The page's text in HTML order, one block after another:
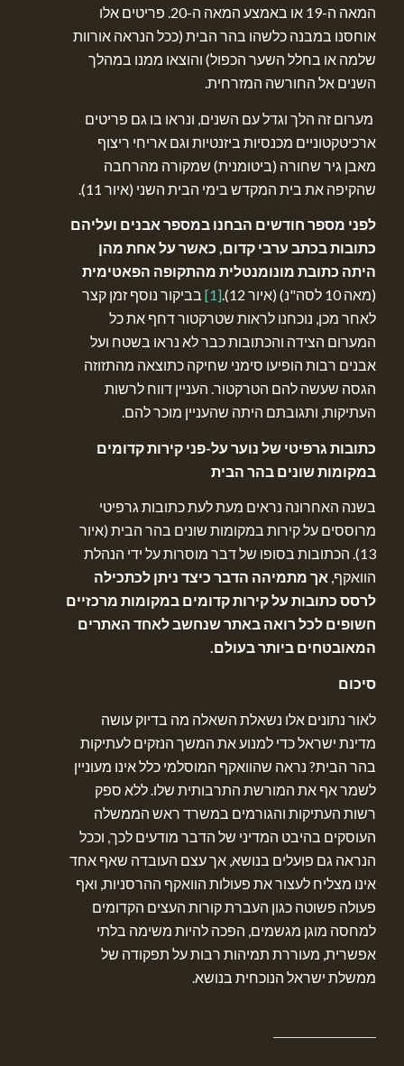
המאה ה-19 או באמצע המאה ה-20. פריטים אלו
אוחסנו במבנה כלשהו בהר הבית (ככל הנראה אורוות
שלמה או בחלל השער הכפול) והוצאו ממנו במהלך
השנים אל החורשה המזרחית.
מערום זה הלך וגדל עם השנים, ונראו בו גם פריטים
ארכיטקטוניים מכנסיות ביזנטיות וגם אריחי ריצוף
מאבן גיר שחורה (ביטומנית) שמקורה מהרחבה
שהקיפה את בית המקדש בימי הבית השני (איור 11).
לפני מספר חודשים הבחנו במספר אבנים ועליהם
כתובות בכתב ערבי קדום, כאשר על אחת מהן
היתה כתובת מונומנטלית מהתקופה הפאטימית
(מאה 10 לסה"נ) (איור 12).
[1]
בביקור נוסף זמן קצר
לאחר מכן, נוכחנו לראות שטרקטור דחף את כל
המערום הצידה והכתובות כבר לא נראו בשטח ועל
אבנים רבות הופיעו סימני שחיקה כתוצאה מהתזוזה
הגסה שעשה להם הטרקטור. העניין דווח לרשות
העתיקות, ותגובתם היתה שהעניין מוכר להם.
כתובות גרפיטי של נוער על-פני קירות קדומים
במקומות שונים בהר הבית
בשנה האחרונה נראים מעת לעת כתובות גרפיטי
מרוססים על קירות במקומות שונים בהר הבית (איור
13). הכתובות בסופו של דבר מוסרות על ידי הנהלת
הוואקף, אך מתמיהה הדבר כיצד ניתן לכתכילה
לרסס כתובות על קירות קדומים במקומות מרכזיים
חשופים לכל רואה באתר שנחשב לאחד האתרים
המאובטחים ביותר בעולם.
סיכום
לאור נתונים אלו נשאלת השאלה מה בדיוק עושה
מדינת ישראל כדי למנוע את המשך הנזקים לעתיקות
בהר הבית? נראה שהוואקף המוסלמי כלל אינו מעוניין
לשמר אף את המורשת התרבותית שלו. ללא ספק
רשות העתיקות והגורמים במשרד ראש הממשלה
העוסקים בהיבט המדיני של הדבר מודעים לכך, וככל
הנראה גם פועלים בנושא, אך עצם העובדה שאף אחד
אינו מצליח לעצור את פעולות הוואקף ההרסניות, ואף
פעולה פשוטה כגון העברת קורות העצים הקדומים
למחסה מוגן מגשמים, הפכה להיות משימה בלתי
אפשרית, מעוררת תמיהות רבות על תפקודה של
ממשלת ישראל הנוכחית בנושא.